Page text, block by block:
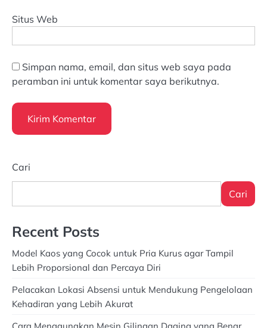
Situs Web
Simpan nama, email, dan situs web saya pada
peramban ini untuk komentar saya berikutnya.
Cari
Cari
Recent Posts
Model Kaos yang Cocok untuk Pria Kurus agar Tampil
Lebih Proporsional dan Percaya Diri
Pelacakan Lokasi Absensi untuk Mendukung Pengelolaan
Kehadiran yang Lebih Akurat